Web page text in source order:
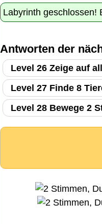
Labyrinth geschlossen!
Antworten der
Level 26 Zeige auf
Level 27 Finde 8
Level 28 Bewege 2